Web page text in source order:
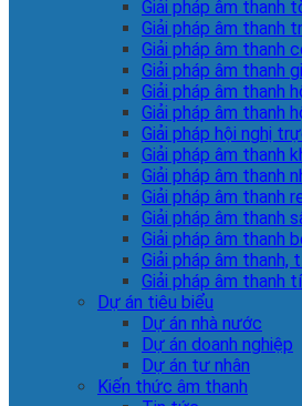
Giải pháp âm thanh
Giải pháp âm thanh
Giải pháp âm thanh
Giải pháp âm thanh
Giải pháp âm thanh
Giải pháp âm thanh
Giải pháp hội nghị
Giải pháp âm thanh
Giải pháp âm thanh
Giải pháp âm thanh
Giải pháp âm thanh
Giải pháp âm thanh
Giải pháp âm thanh,
Giải pháp âm thanh
Dự án tiêu biểu
Dự án nhà nước
Dự án doanh nghiệp
Dự án tư nhân
Kiến thức âm thanh